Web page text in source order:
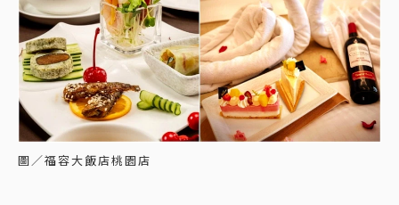
圖／福容大飯店桃園店